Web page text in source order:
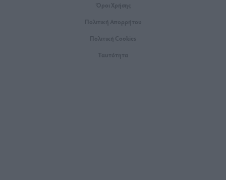
Όροι Xρήσης
Πολιτική Απορρήτου
Πολιτική Cookies
Ταυτότητα